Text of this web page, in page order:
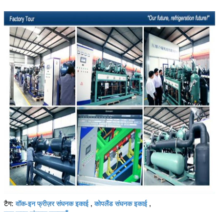
टैग:वॉक-इन फ्रीज़र संघनक इकाई,कोपलैंड संघनक इकाई,